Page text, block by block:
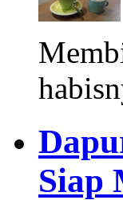
Siap